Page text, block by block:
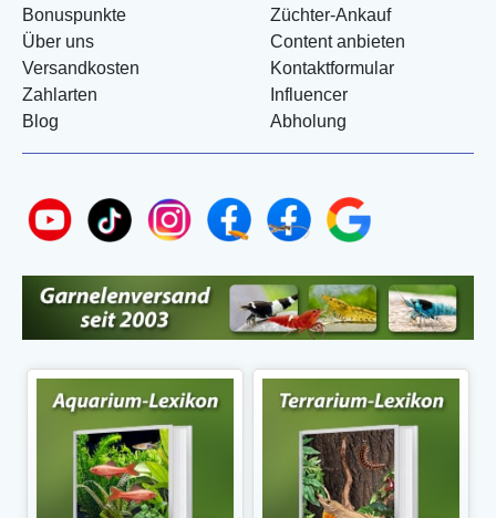
Bonuspunkte
Über uns
Versandkosten
Zahlarten
Blog
Züchter-Ankauf
Content anbieten
Kontaktformular
Influencer
Abholung